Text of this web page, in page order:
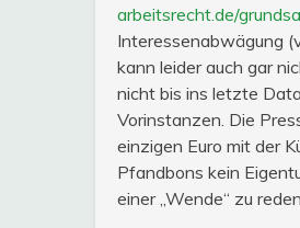
arbeitsrecht.de/
Interessenabwägung
kann leider auch gar
nicht bis ins letzte
Vorinstanzen. Die
einzigen Euro mit der
Pfandbons kein
einer „Wende“ zu